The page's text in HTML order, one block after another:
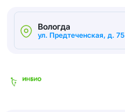
Вологда
ул. Предтеченская, д. 75